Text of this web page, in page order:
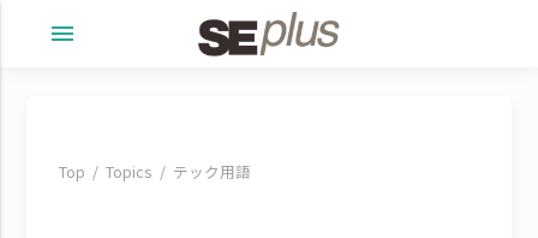
menu
Top Topics テック用語